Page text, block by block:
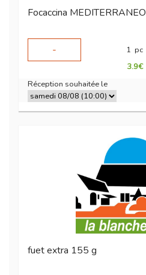
Focaccina MEDITERRANEO
-
1 pc
3.9€
Réception souhaitée le
fuet extra 155 g